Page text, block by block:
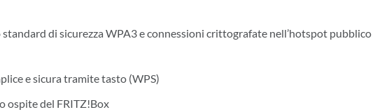
di sicurezza WPA3 e connessioni crittografate nell’hotspot pubblico
e sicura tramite tasto (WPS)
ospite del FRITZ!Box